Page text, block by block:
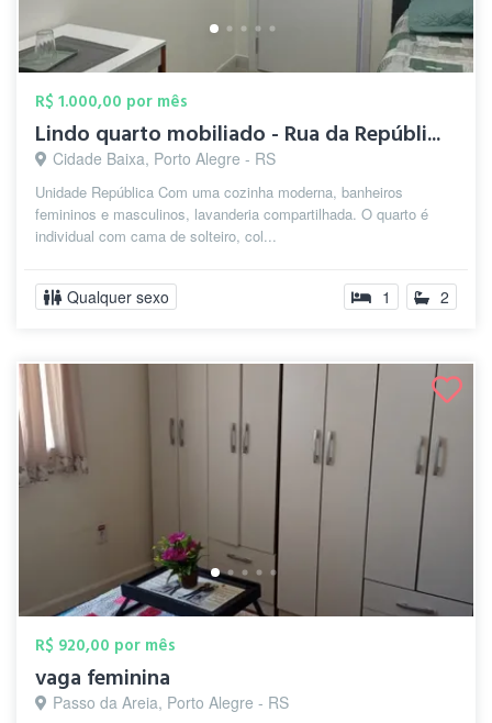
R$ 1.000,00 por mês
Lindo quarto mobiliado - Rua da Repúbli...
Cidade Baixa, Porto Alegre - RS
Unidade República Com uma cozinha moderna, banheiros
femininos e masculinos, lavanderia compartilhada. O quarto é
individual com cama de solteiro, col...
Qualquer sexo 1 2
R$ 920,00 por mês
vaga feminina
Passo da Areia, Porto Alegre - RS